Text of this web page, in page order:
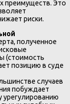
преимуществ. Это
риски.
полученное
(стоимость
позицию в суде
случаев
побуждает